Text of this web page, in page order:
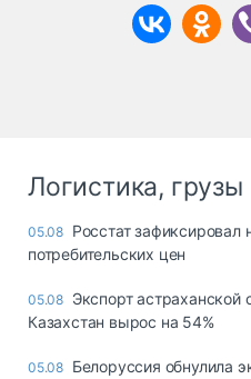
Логистика, грузы
05.08 Росстат зафиксировал
потребительских цен
05.08 Экспорт астраханской
Казахстан вырос на 54%
05.08 Белоруссия обнулила